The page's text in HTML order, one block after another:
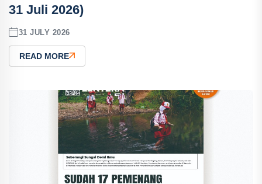
31 Juli 2026)
31 JULY 2026
READ MORE